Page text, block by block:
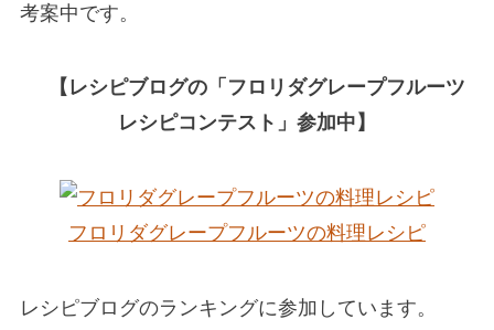
考案中です。
【レシピブログの「フロリダグレープフルーツ
レシピコンテスト」参加中】
フロリダグレープフルーツの料理レシピ
レシピブログのランキングに参加しています。